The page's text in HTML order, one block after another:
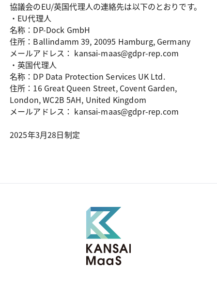
協議会のEU/英国代理人の連絡先は以下のとおりです。
・EU代理人
名称：DP-Dock GmbH
住所：Ballindamm 39, 20095 Hamburg, Germany
メールアドレス： kansai-maas@gdpr-rep.com
・英国代理人
名称：DP Data Protection Services UK Ltd.
住所：16 Great Queen Street, Covent Garden,
London, WC2B 5AH, United Kingdom
メールアドレス： kansai-maas@gdpr-rep.com
2025年3月28日制定